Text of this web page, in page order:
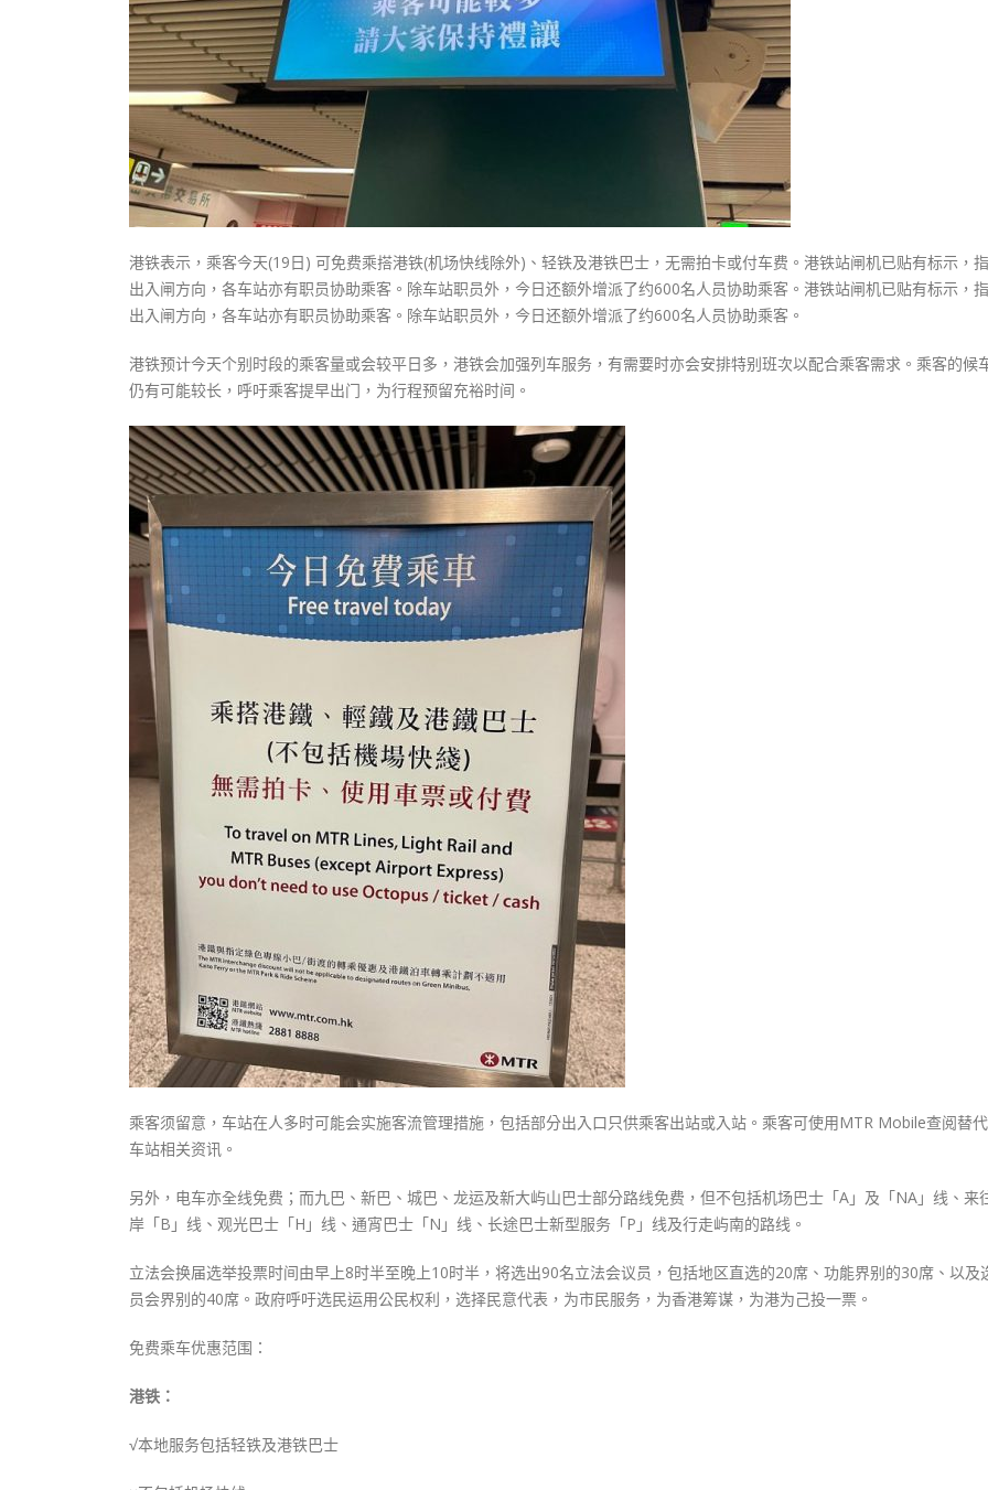
车
铁
加
派
人
员
协
中
港铁表示，乘客今天(19日) 可免费乘搭港铁(机场快线除外)、轻铁及港铁巴士，无需拍卡或付车费。港铁站闸机已贴有标示，
出入闸方向，各车站亦有职员协助乘客。除车站职员外，今日还额外增派了约600名人员协助乘客。港铁站闸机已贴有标示，
出入闸方向，各车站亦有职员协助乘客。除车站职员外，今日还额外增派了约600名人员协助乘客。
港铁预计今天个别时段的乘客量或会较平日多，港铁会加强列车服务，有需要时亦会安排特别班次以配合乘客需求。乘客的候
仍有可能较长，呼吁乘客提早出门，为行程预留充裕时间。
乘客须留意，车站在人多时可能会实施客流管理措施，包括部分出入口只供乘客出站或入站。乘客可使用MTR Mobile查阅替
车站相关资讯。
另外，电车亦全线免费；而九巴、新巴、城巴、龙运及新大屿山巴士部分路线免费，但不包括机场巴士「A」及「NA」线、来
岸「B」线、观光巴士「H」线、通宵巴士「N」线、长途巴士新型服务「P」线及行走屿南的路线。
立法会换届选举投票时间由早上8时半至晚上10时半，将选出90名立法会议员，包括地区直选的20席、功能界别的30席、以及
员会界别的40席。政府呼吁选民运用公民权利，选择民意代表，为市民服务，为香港筹谋，为港为己投一票。
免费乘车优惠范围：
港铁：
√本地服务包括轻铁及港铁巴士